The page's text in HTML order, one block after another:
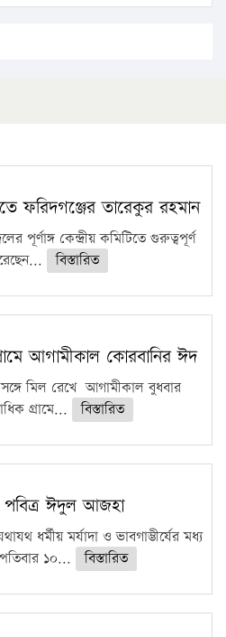
প্রাণহানি
পরীক্ষা
প্রতিষ্ঠান
ফরিদগঞ্জের তারেকুর রহমান
পূর্ণাঙ্গ কেন্দ্রীয় কমিটিতে গুরুত্বপূর্ণ
বিস্তারিত
আগামীকাল কোরবানির ঈদ
মিল রেখে আগামীকাল বুধবার
গ্রামে...
বিস্তারিত
পবিত্র ঈদুল আজহা
মর্যাদা ও ভাবগাম্ভীর্যের মধ্য
১০...
বিস্তারিত